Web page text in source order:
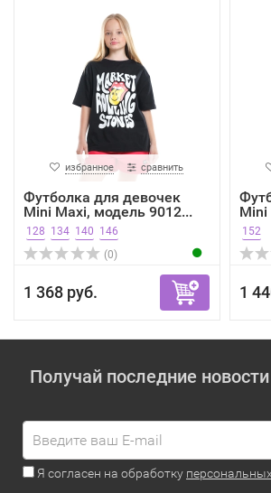
избранное сравнить
Футболка для девочек
Mini Maxi, модель 9012...
128 134 140 146
(0)
1 368 руб.
Mini
152
1
Получай последние
Я согласен на обработку